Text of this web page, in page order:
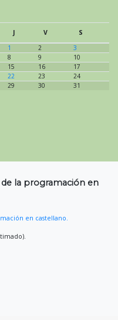
J V
S
1
2
3
8 9
10
15 16
17
22 23
24
29 30 31
la programación en
en castellano.